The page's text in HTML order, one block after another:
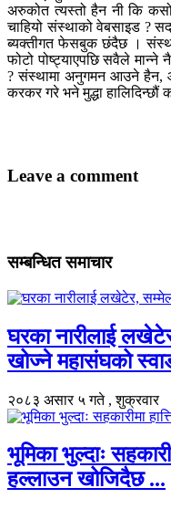
अरुकोत त्यस्तो हैन नी कि कसो
चाहियो संस्थाको वेबसाइड ?
ब्यक्तीगत फेसबुक छंदैछ ।
फोटो पोष्ट्याएपछि सवैले मान्ने
? संस्थामा अनुगमन आउने हैन,
करकर गरे भने मुद्धा
Leave a comment
सम्बन्धित समाचार
घरका नारीलाई
खोज्ने महासंघको
२०८३ असार ५ गते , शुक्रवार
भूमिका भुल्दाः
हल्लाउन खोजिदैछ ...